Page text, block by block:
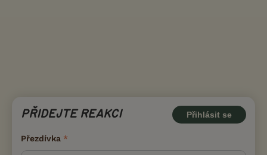
PŘIDEJTE REAKCI Přihlásit se
Přezdívka